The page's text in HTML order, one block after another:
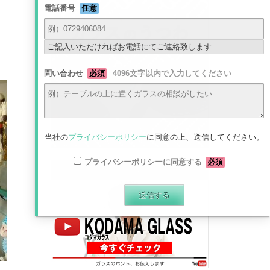
電話番号 任意
ご記入いただければお電話にてご連絡致します
問い合わせ 必須 4096文字以内で入力してください
当社のプライバシーポリシーに同意の上、送信してください。
プライバシーポリシーに同意する 必須